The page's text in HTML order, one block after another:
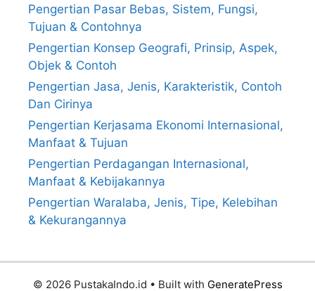
Pengertian Pasar Bebas, Sistem, Fungsi,
Tujuan & Contohnya
Pengertian Konsep Geografi, Prinsip, Aspek,
Objek & Contoh
Pengertian Jasa, Jenis, Karakteristik, Contoh
Dan Cirinya
Pengertian Kerjasama Ekonomi Internasional,
Manfaat & Tujuan
Pengertian Perdagangan Internasional,
Manfaat & Kebijakannya
Pengertian Waralaba, Jenis, Tipe, Kelebihan
& Kekurangannya
© 2026 PustakaIndo.id • Built with GeneratePress